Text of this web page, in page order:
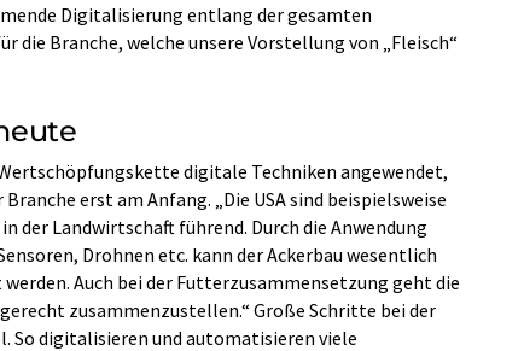
Digitalisierung entlang der gesamten
die Branche, welche unsere Vorstellung von „Fleisch“
digitale Techniken angewendet,
erst am Anfang. „Die USA sind beispielsweise
der Landwirtschaft führend. Durch die Anwendung
Drohnen etc. kann der Ackerbau wesentlich
Auch bei der Futterzusammensetzung geht die
zusammenzustellen.“ Große Schritte bei der
So digitalisieren und automatisieren viele